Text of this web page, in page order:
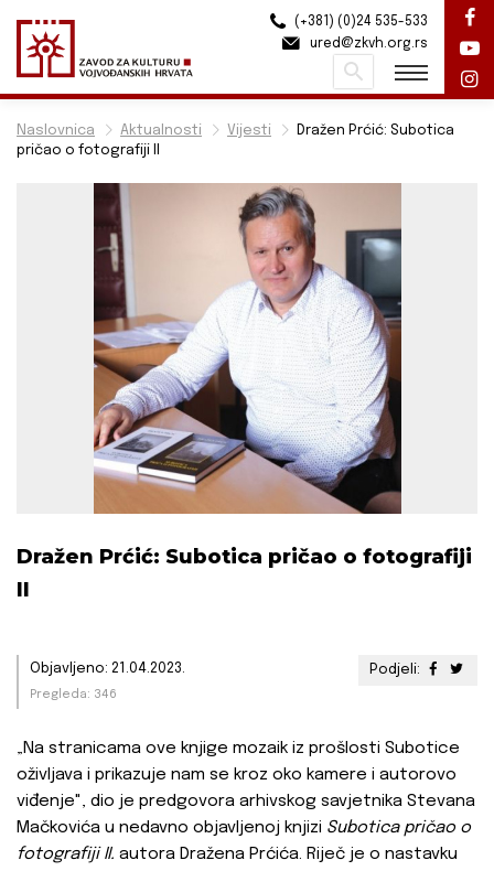
Naslovnica Aktualnosti Vijesti
Dražen Prćić: Subotica
pričao o fotografiji II
Dražen Prćić: Subotica pričao o fotografiji
II
Podjeli:
Objavljeno: 21.04.2023.
Pregleda: 346
„Na stranicama ove knjige mozaik iz prošlosti Subotice
oživljava i prikazuje nam se kroz oko kamere i autorovo
viđenje", dio je predgovora arhivskog savjetnika Stevana
Mačkovića u nedavno objavljenoj knjizi Subotica pričao o
fotografiji II. autora Dražena Prćića. Riječ je o nastavku
(+381) (0)24 535-533
ured@zkvh.org.rs
Pretraži